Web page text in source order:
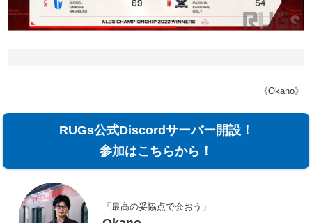
《Okano》
RUGs公式Discordサーバー開設！
参加はこちらから！
「最高の妥協点で会おう」